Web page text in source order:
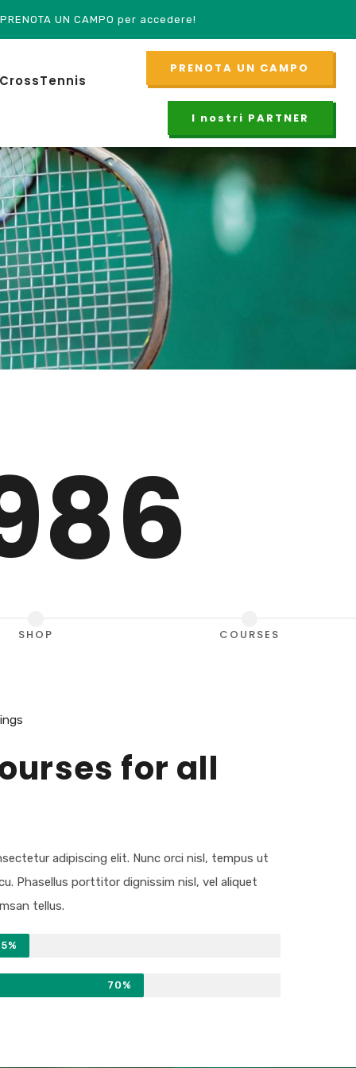
per accedere!
PRENOTA UN CAMPO
I nostri PARTNER
SHOP COURSES
for all
adipiscing elit. Nunc orci nisl, tempus ut
Phasellus porttitor dignissim nisl, vel aliquet
tellus.
70%